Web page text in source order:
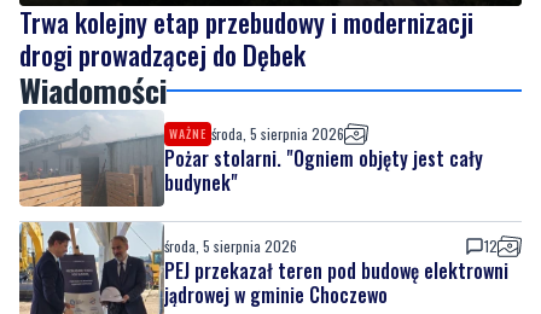
Trwa kolejny etap przebudowy i modernizacji
drogi prowadzącej do Dębek
Wiadomości
WAŻNE środa, 5 sierpnia 2026
Pożar stolarni. "Ogniem objęty jest cały
budynek"
środa, 5 sierpnia 2026 12
PEJ przekazał teren pod budowę elektrowni
jądrowej w gminie Choczewo